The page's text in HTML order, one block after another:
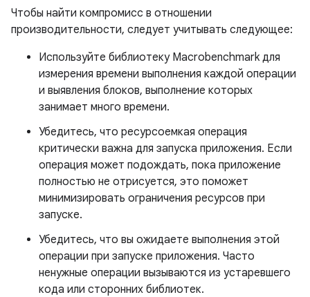
Чтобы найти компромисс в отношении
производительности, следует учитывать следующее:
Используйте библиотеку Macrobenchmark для
измерения времени выполнения каждой операции
и выявления блоков, выполнение которых
занимает много времени.
Убедитесь, что ресурсоемкая операция
критически важна для запуска приложения. Если
операция может подождать, пока приложение
полностью не отрисуется, это поможет
минимизировать ограничения ресурсов при
запуске.
Убедитесь, что вы ожидаете выполнения этой
операции при запуске приложения. Часто
ненужные операции вызываются из устаревшего
кода или сторонних библиотек.